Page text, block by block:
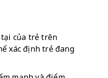
tại của trẻ trên
xác định trẻ đang